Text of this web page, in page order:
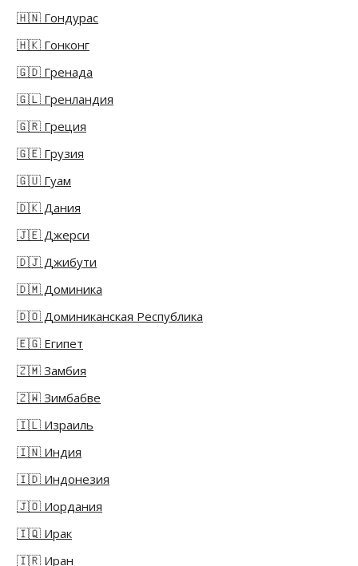
🇭🇳 Гондурас
🇭🇰 Гонконг
🇬🇩 Гренада
🇬🇱 Гренландия
🇬🇷 Греция
🇬🇪 Грузия
🇬🇺 Гуам
🇩🇰 Дания
🇯🇪 Джерси
🇩🇯 Джибути
🇩🇲 Доминика
🇩🇴 Доминиканская Республика
🇪🇬 Египет
🇿🇲 Замбия
🇿🇼 Зимбабве
🇮🇱 Израиль
🇮🇳 Индия
🇮🇩 Индонезия
🇯🇴 Иордания
🇮🇶 Ирак
🇮🇷 Иран